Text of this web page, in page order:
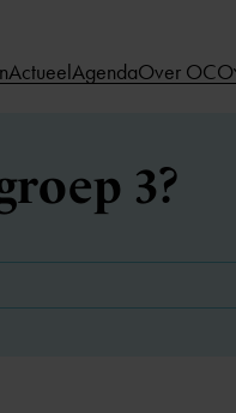
ActueelAgendaOver OCO
3?